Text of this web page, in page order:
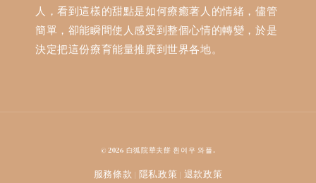
人，看到這樣的甜點是如何療癒著人的情緒，儘管
簡單，卻能瞬間使人感受到整個心情的轉變，於是
決定把這份療育能量推廣到世界各地。
© 2026 白狐院華夫餅 흰여우 와플.
服務條款 | 隱私政策 | 退款政策